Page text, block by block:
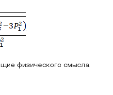
.
физического смысла,